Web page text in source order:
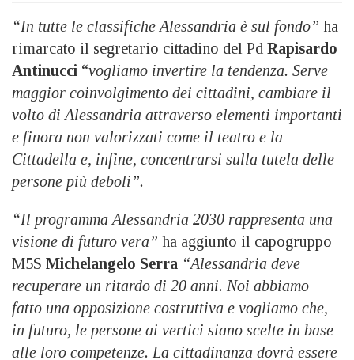
“In tutte le classifiche Alessandria è sul fondo” ha
rimarcato il segretario cittadino del Pd Rapisardo
Antinucci “vogliamo invertire la tendenza. Serve
maggior coinvolgimento dei cittadini, cambiare il
volto di Alessandria attraverso elementi importanti
e finora non valorizzati come il teatro e la
Cittadella e, infine, concentrarsi sulla tutela delle
persone più deboli”.
“Il programma Alessandria 2030 rappresenta una
visione di futuro vera” ha aggiunto il capogruppo
M5S Michelangelo Serra “Alessandria deve
recuperare un ritardo di 20 anni. Noi abbiamo
fatto una opposizione costruttiva e vogliamo che,
in futuro, le persone ai vertici siano scelte in base
alle loro competenze. La cittadinanza dovrà essere